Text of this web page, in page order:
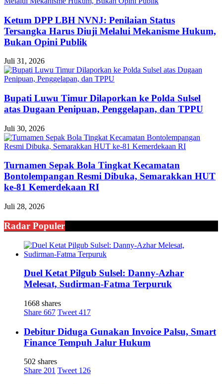
Ketum DPP LBH NVNJ: Penilaian Status
Tersangka Harus Diuji Melalui Mekanisme Hukum,
Bukan Opini Publik
Juli 31, 2026
Bupati Luwu Timur Dilaporkan ke Polda Sulsel
atas Dugaan Penipuan, Penggelapan, dan TPPU
Juli 30, 2026
Turnamen Sepak Bola Tingkat Kecamatan
Bontolempangan Resmi Dibuka, Semarakkan HUT
ke-81 Kemerdekaan RI
Juli 28, 2026
Radar Populer
Duel Ketat Pilgub Sulsel: Danny-Azhar
Melesat, Sudirman-Fatma Terpuruk
1668 shares
Share 667 Tweet 417
Debitur Diduga Gunakan Invoice Palsu, Smart
Finance Tempuh Jalur Hukum
502 shares
Share 201 Tweet 126